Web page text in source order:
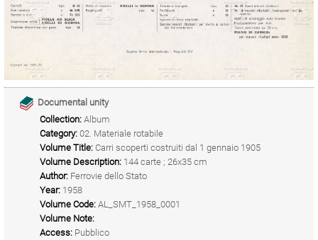
Documental unity
Collection: Album
Category: 02. Materiale rotabile
Volume Title: Carri scoperti costruiti dal 1 gennaio 1905
Volume Description: 144 carte ; 26x35 cm
Author: Ferrovie dello Stato
Year: 1958
Volume Code: AL_SMT_1958_0001
Volume Note:
Access: Pubblico